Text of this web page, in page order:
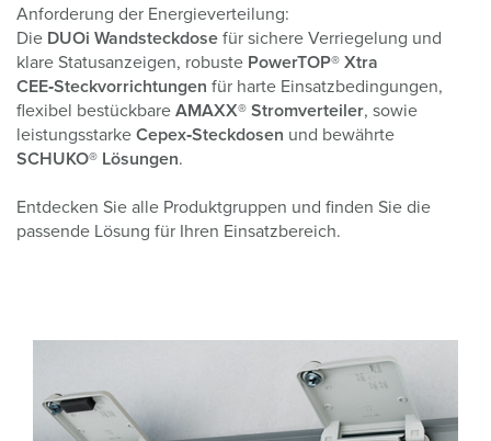
Anforderung der Energieverteilung:
Die DUOi Wandsteckdose für sichere Verriegelung und
klare Statusanzeigen, robuste PowerTOP® Xtra
CEE‑Steckvorrichtungen für harte Einsatzbedingungen,
flexibel bestückbare AMAXX® Stromverteiler, sowie
leistungsstarke Cepex‑Steckdosen und bewährte
SCHUKO® Lösungen.
Entdecken Sie alle Produktgruppen und finden Sie die
passende Lösung für Ihren Einsatzbereich.